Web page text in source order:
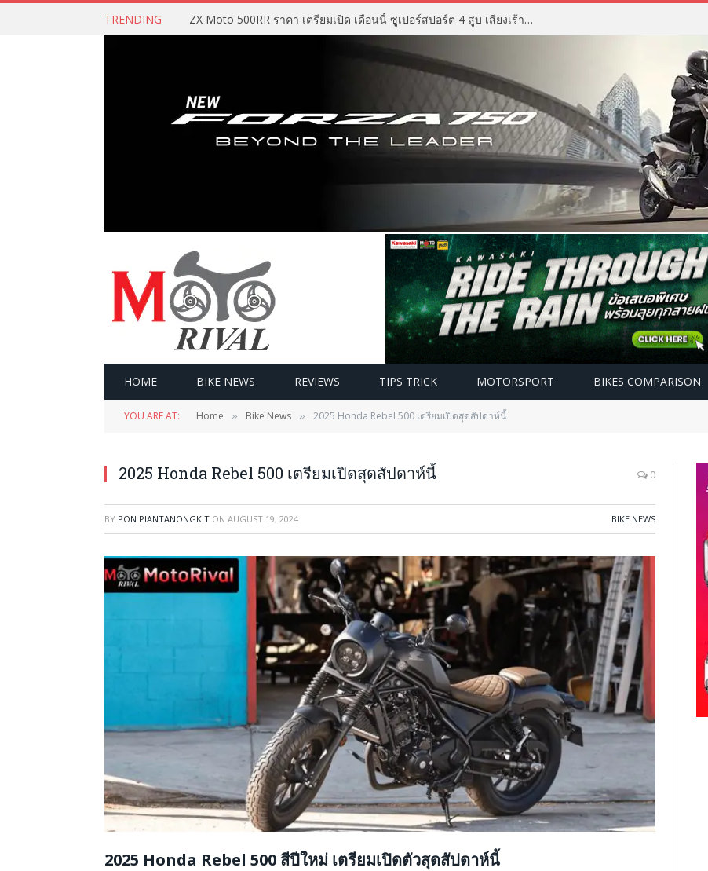
TRENDING ZX Moto 500RR ราคา เตรียมเปิด เดือนนี้ ซูเปอร์สปอร์ต 4 สูบ เสียงเร้าใจ ดีไซน์ดุดัน
HOME BIKE NEWS REVIEWS TIPS TRICK MOTORSPORT BIKES COMPARISON
YOU ARE AT: Home » Bike News » 2025 Honda Rebel 500 เตรียมเปิดสุดสัปดาห์นี้
2025 Honda Rebel 500 เตรียมเปิดสุดสัปดาห์นี้ 0
BY PON PIANTANONGKIT ON AUGUST 19, 2024 BIKE NEWS
2025 Honda Rebel 500 สีปีใหม่ เตรียมเปิดตัวสุดสัปดาห์นี้